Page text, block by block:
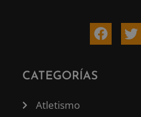
CATEGORÍAS
Atletismo